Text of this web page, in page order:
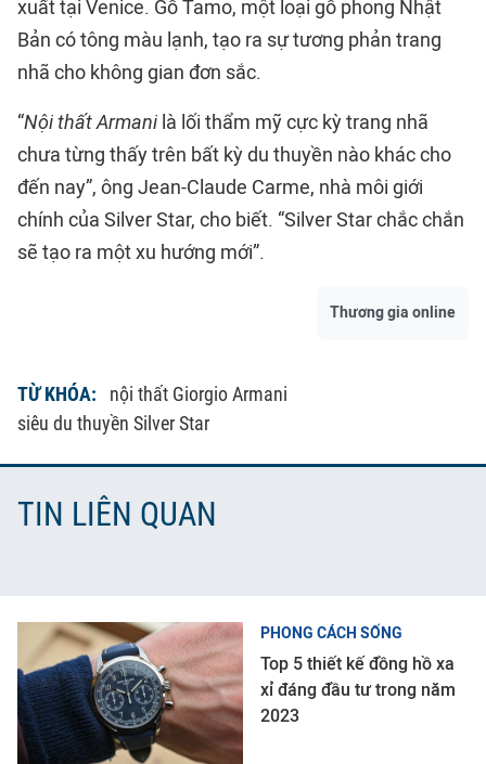
xuất tại Venice. Gỗ Tamo, một loại gỗ phong Nhật
Bản có tông màu lạnh, tạo ra sự tương phản trang
nhã cho không gian đơn sắc.
“Nội thất Armani là lối thẩm mỹ cực kỳ trang nhã
chưa từng thấy trên bất kỳ du thuyền nào khác cho
đến nay”, ông Jean-Claude Carme, nhà môi giới
chính của Silver Star, cho biết. “Silver Star chắc chắn
sẽ tạo ra một xu hướng mới”.
Thương gia online
TỪ KHÓA:
nội thất Giorgio Armani
siêu du thuyền Silver Star
TIN LIÊN QUAN
PHONG CÁCH SỐNG
Top 5 thiết kế đồng hồ xa
xỉ đáng đầu tư trong năm
2023